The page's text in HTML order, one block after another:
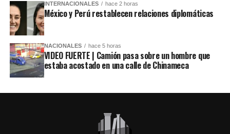
INTERNACIONALES hace 2 horas
México y Perú restablecen relaciones diplomáticas
NACIONALES hace 5 horas
VIDEO FUERTE | Camión pasa sobre un hombre que
estaba acostado en una calle de Chinameca